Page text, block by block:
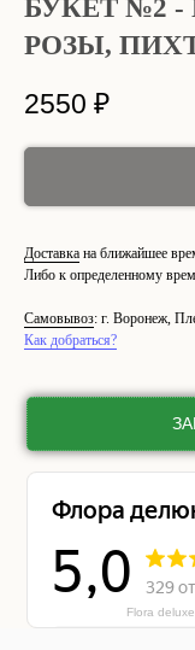
БУКЕТ №2
РОЗЫ,
2550 ₽
Доставка на ближайшее
Либо к определенному
Самовывоз: г. Воронеж,
Как добраться?
Flora